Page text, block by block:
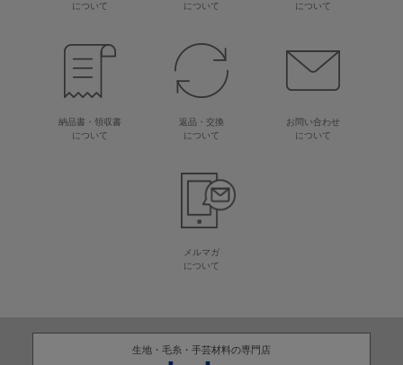
について
について
について
納品書・領収書
について
返品・交換
について
お問い合わせ
について
メルマガ
について
生地・毛糸・手芸材料の専門店